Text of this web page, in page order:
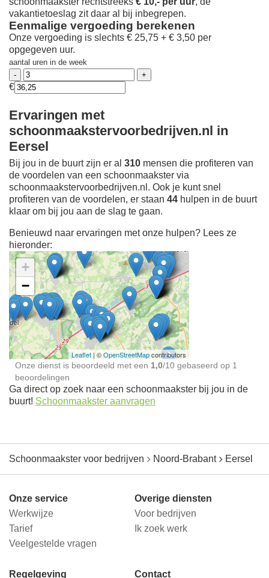
vakantietoeslag zit daar al bij inbegrepen.
Eenmalige vergoeding berekenen
Onze vergoeding is slechts € 25,75 + € 3,50 per
opgegeven uur.
aantal uren in de week
€
Ervaringen met
schoonmaakstervoorbedrijven.nl in
Eersel
Bij jou in de buurt zijn er al 310 mensen die profiteren van
de voordelen van een schoonmaakster via
schoonmaakstervoorbedrijven.nl. Ook je kunt snel
profiteren van de voordelen, er staan 44 hulpen in de buurt
klaar om bij jou aan de slag te gaan.
Benieuwd naar ervaringen met onze hulpen? Lees ze
hieronder:
Ontdek meer ervaringen
Schoonmaakster bij
jou in de buurt
+
−
Leaflet | ©OpenStreetMapcontributors
Onze dienst is beoordeeld met een 1,0/10 gebaseerd op 1
beoordelingen
Ga direct op zoek naar een schoonmaakster bij jou in de
buurt! Schoonmaakster aanvragen
Schoonmaakster voor bedrijven Noord-Brabant Eersel
Onze service
Werkwijze
Tarief
Veelgestelde vragen
Overige diensten
Voor bedrijven
Ik zoek werk
Regelgeving Contact